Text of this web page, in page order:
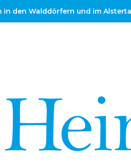
in den Walddörfern und im